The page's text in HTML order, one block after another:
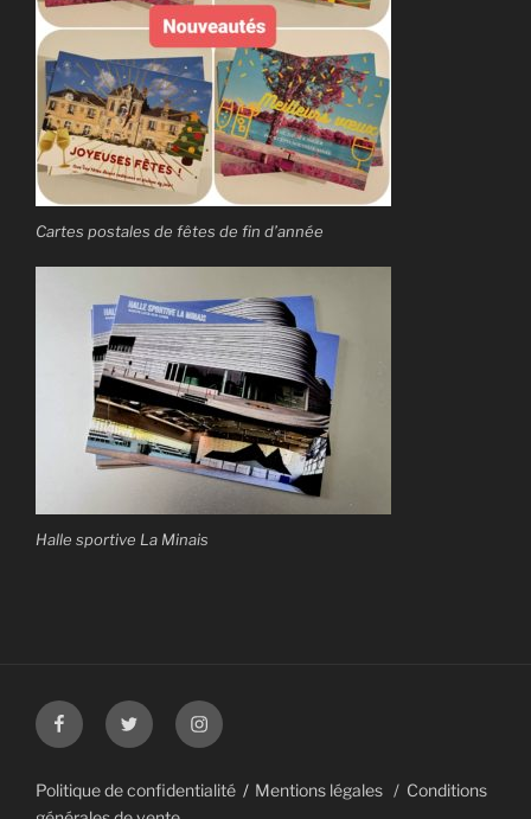
Cartes postales de fêtes de fin d’année
Halle sportive La Minais
FacebookTwitter Instagram
Politique de confidentialité Mentions légales
Conditions